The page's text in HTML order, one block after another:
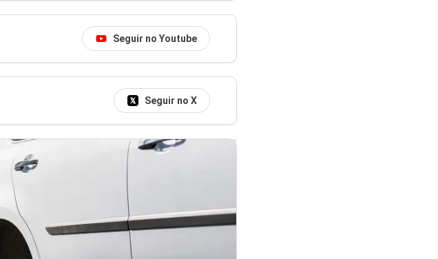
Seguir no Youtube
Seguir no X